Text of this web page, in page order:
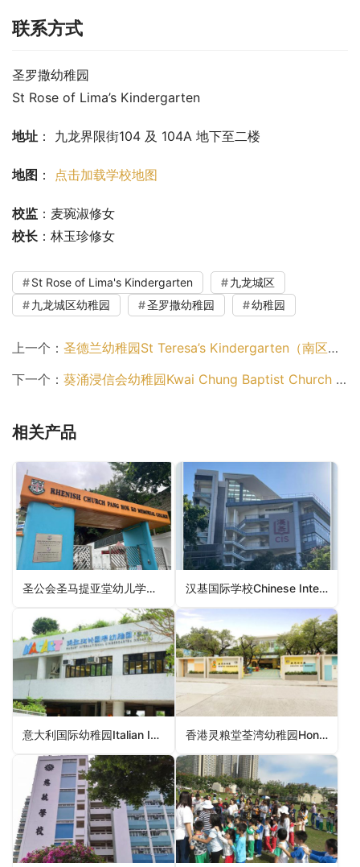
联系方式
圣罗撒幼稚园
St Rose of Lima’s Kindergarten
地址 ： 九龙界限街104 及 104A 地下至二楼
地图 ： 点击加载学校地图
校监 ：麦琬淑修女
校长 ：林玉珍修女
St Rose of Lima's Kindergarten
九龙城区
九龙城区幼稚园
圣罗撒幼稚园 幼稚园
上一个： 圣德兰幼稚园St Teresa’s Kindergarten（南区幼稚园）
下一个： 葵涌浸信会幼稚园Kwai Chung Baptist Church Kindergarten（葵青区幼稚园）
相关产品
圣公会圣马提亚堂幼儿学校St Matthias’ Church Nursery School（元朗区幼稚园） 汉基国际学校Chinese International School（东区幼稚园）
意大利国际幼稚园Italian International Kindergarten（南区幼稚园） 香港灵粮堂荃湾幼稚园Hong Kong Ling Liang Church Tsuen Wan Kindergarten（荃湾区幼稚园）